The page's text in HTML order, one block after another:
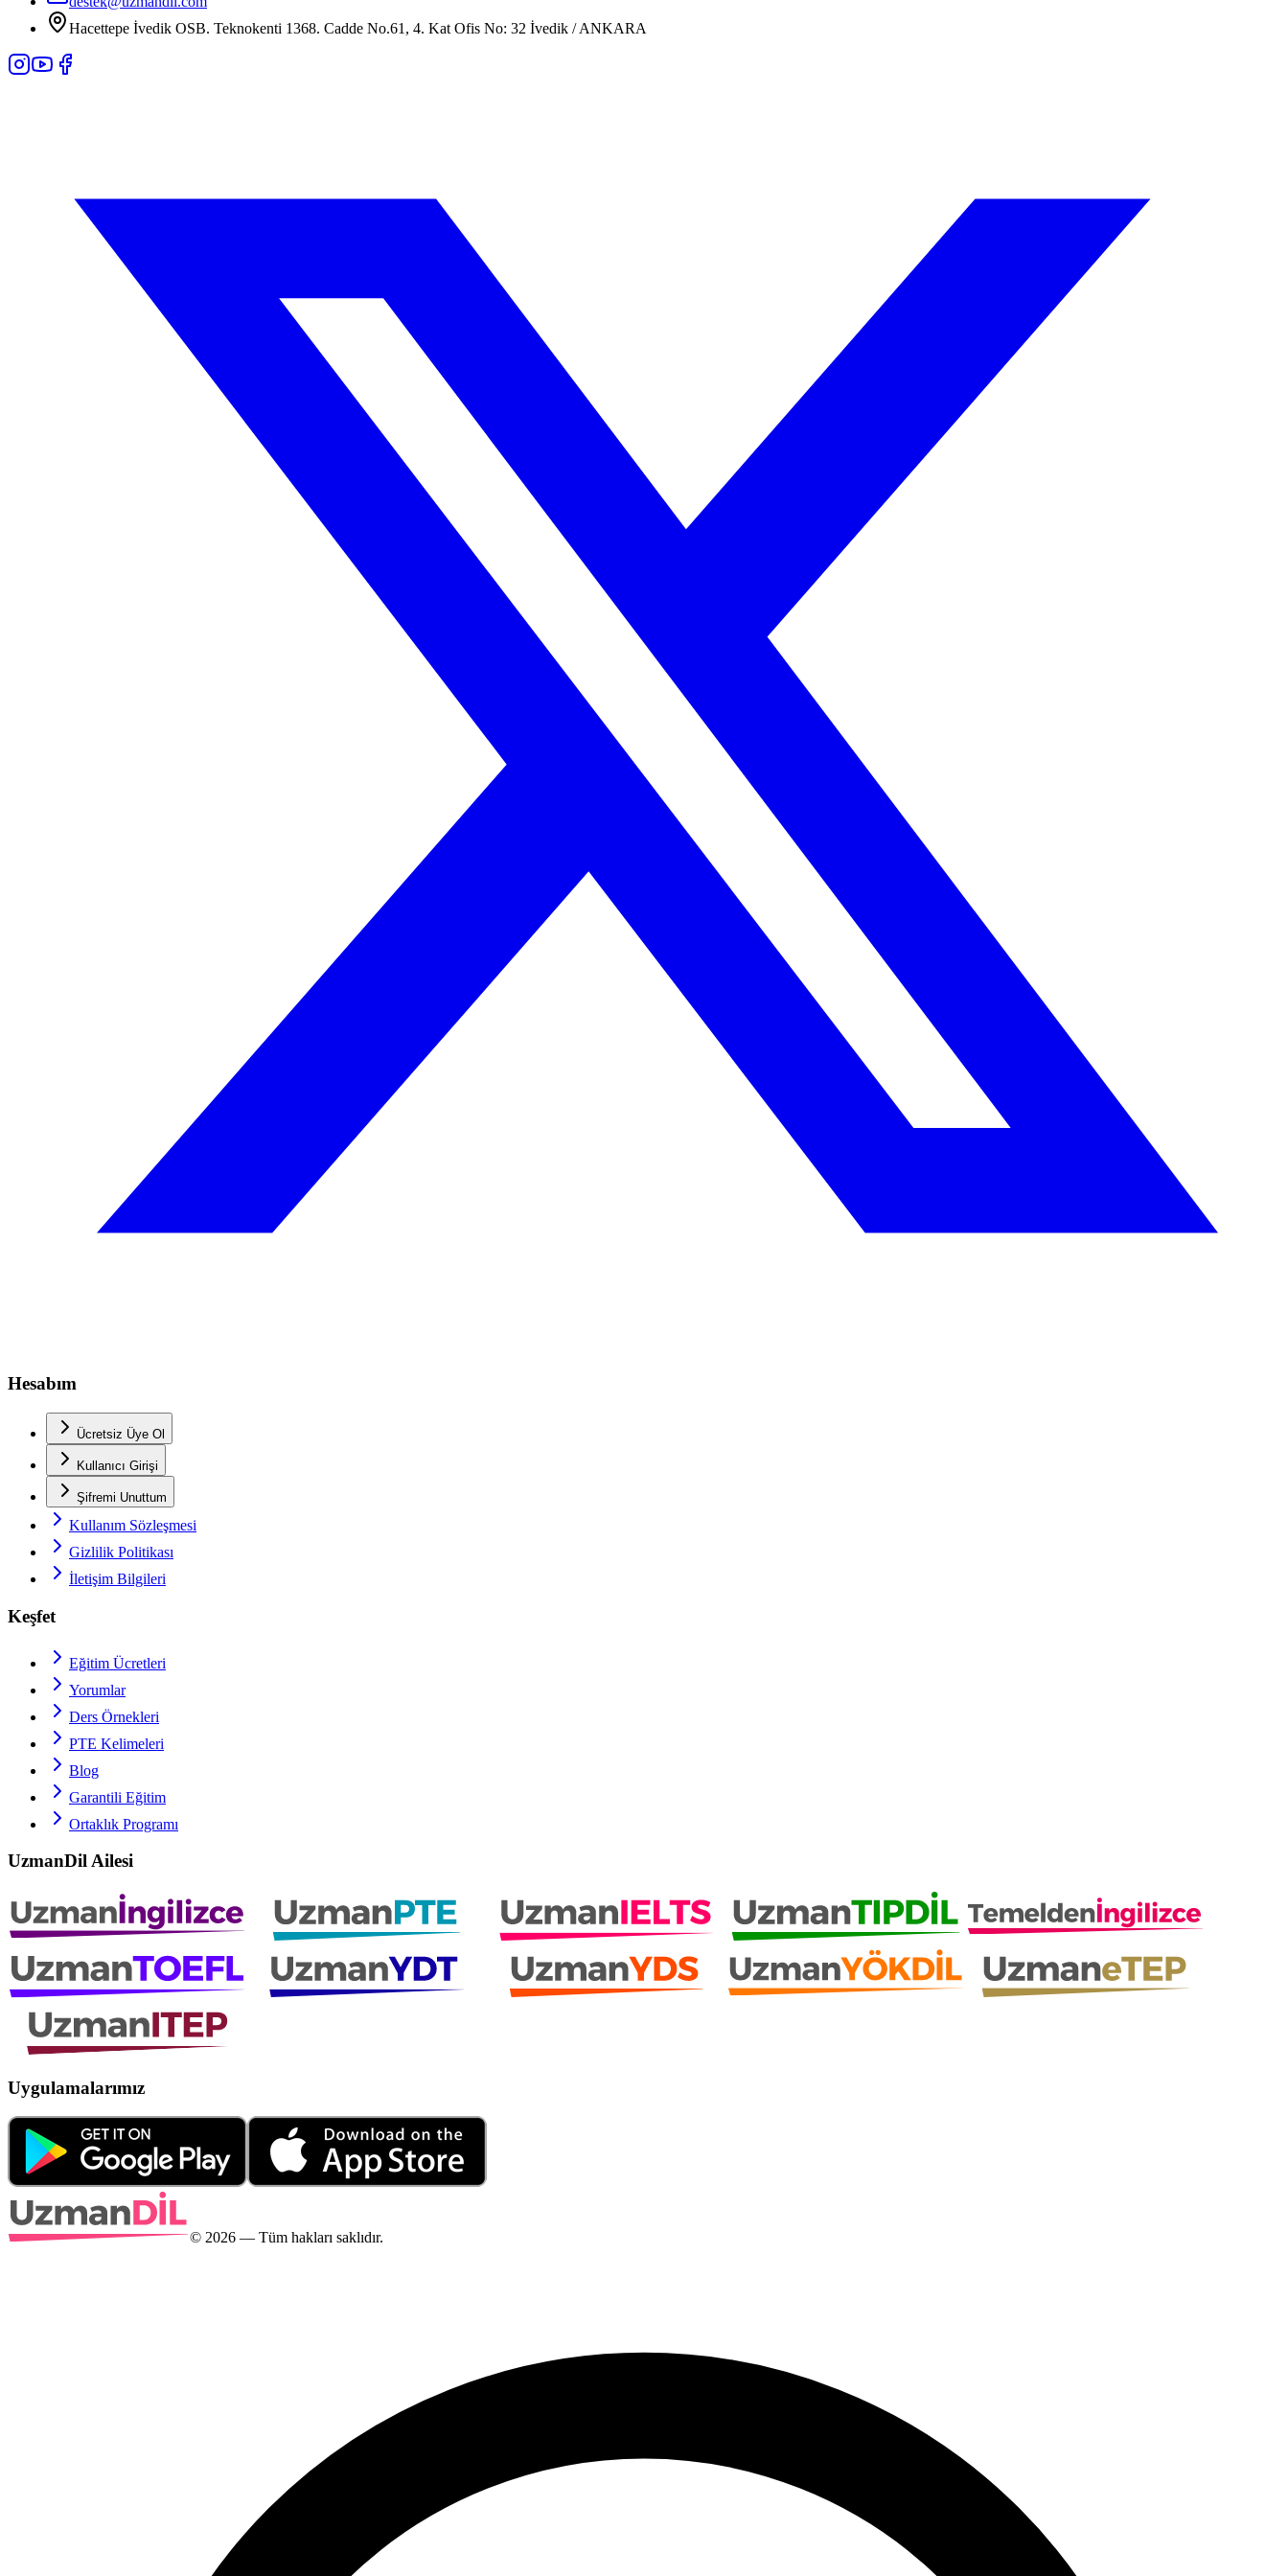
Hacettepe İvedik OSB. Teknokenti 1368. Cadde No.61, 4. Kat Ofis No: 32 İvedik / ANKARA
Hesabım
Ücretsiz Üye Ol
Kullanıcı Girişi
Şifremi Unuttum
Kullanım Sözleşmesi
Gizlilik Politikası
İletişim Bilgileri
Keşfet
Eğitim Ücretleri
Yorumlar
Ders Örnekleri
PTE Kelimeleri
Blog
Garantili Eğitim
Ortaklık Programı
UzmanDil Ailesi
Uygulamalarımız
© 2026 — Tüm hakları saklıdır.